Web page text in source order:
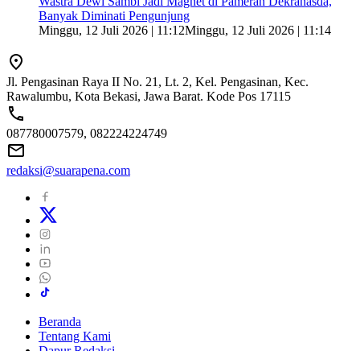
Banyak Diminati Pengunjung
Minggu, 12 Juli 2026 | 11:12Minggu, 12 Juli 2026 | 11:14
Jl. Pengasinan Raya II No. 21, Lt. 2, Kel. Pengasinan, Kec.
Rawalumbu, Kota Bekasi, Jawa Barat. Kode Pos 17115
087780007579, 082224224749
redaksi@suarapena.com
Beranda
Tentang Kami